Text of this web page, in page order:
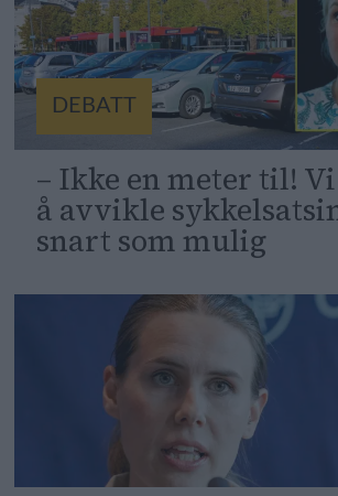
DEBATT
– Ikke en meter til!
å avvikle
snart som mulig